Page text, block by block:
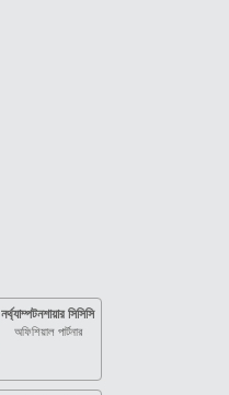
নর্থ্যাম্পটনশায়ার সিসিসি
অফিশিয়াল পার্টনার